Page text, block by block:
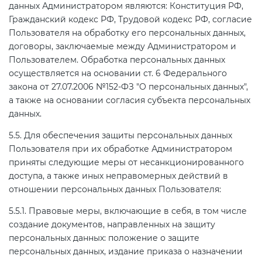
данных Администратором являются: Конституция РФ,
Гражданский кодекс РФ, Трудовой кодекс РФ, согласие
Пользователя на обработку его персональных данных,
договоры, заключаемые между Администратором и
Пользователем. Обработка персональных данных
осуществляется на основании ст. 6 Федерального
закона от 27.07.2006 №152-ФЗ "О персональных данных",
а также на основании согласия субъекта персональных
данных.
5.5. Для обеспечения защиты персональных данных
Пользователя при их обработке Администратором
приняты следующие меры от несанкционированного
доступа, а также иных неправомерных действий в
отношении персональных данных Пользователя:
5.5.1. Правовые меры, включающие в себя, в том числе
создание документов, направленных на защиту
персональных данных: положение о защите
персональных данных, издание приказа о назначении